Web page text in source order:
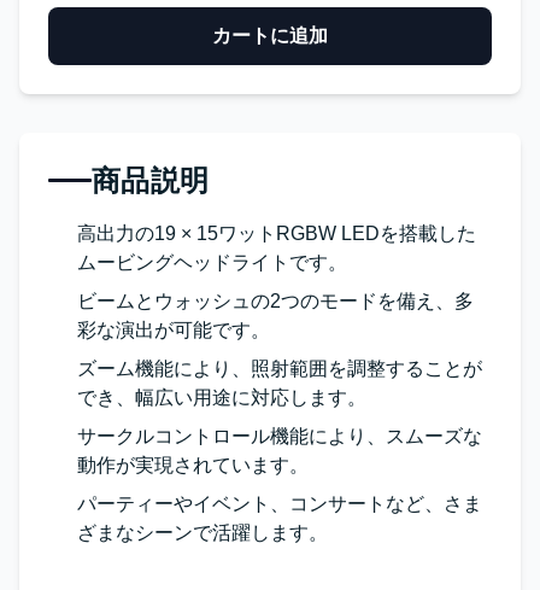
カートに追加
商品説明
高出力の19 × 15ワットRGBW LEDを搭載した
ムービングヘッドライトです。
ビームとウォッシュの2つのモードを備え、多
彩な演出が可能です。
ズーム機能により、照射範囲を調整することが
でき、幅広い用途に対応します。
サークルコントロール機能により、スムーズな
動作が実現されています。
パーティーやイベント、コンサートなど、さま
ざまなシーンで活躍します。